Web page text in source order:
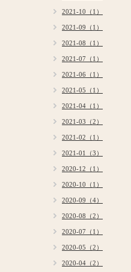
2021-10（1）
2021-09（1）
2021-08（1）
2021-07（1）
2021-06（1）
2021-05（1）
2021-04（1）
2021-03（2）
2021-02（1）
2021-01（3）
2020-12（1）
2020-10（1）
2020-09（4）
2020-08（2）
2020-07（1）
2020-05（2）
2020-04（2）